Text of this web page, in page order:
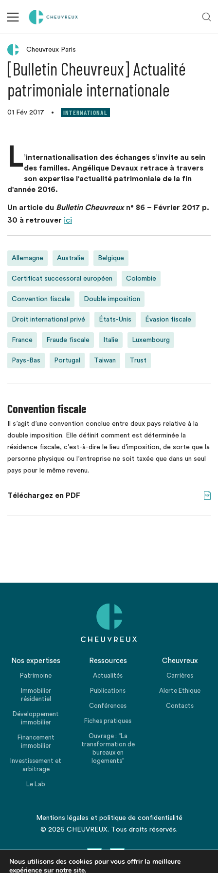
Retour aux actualités
Cheuvreux Paris
[Bulletin Cheuvreux] Actualité
patrimoniale internationale
01 Fév 2017 • INTERNATIONAL
L’internationalisation des échanges s’invite au sein
des familles. Angélique Devaux retrace à travers
son expertise l'actualité patrimoniale de la fin
d'année 2016.
Un article du Bulletin Cheuvreuxn° 86 – Février 2017 p.
30 à retrouver ici
Allemagne Australie Belgique
Certificat successoral européen Colombie
Convention fiscale Double imposition
Droit international privé États-Unis Évasion fiscale
France Fraude fiscale Italie Luxembourg
Pays-Bas Portugal Taiwan Trust
Convention fiscale
Il s’agit d’une convention conclue entre deux pays relative à la
double imposition. Elle définit comment est déterminée la
résidence fiscale, c’est-à-dire le lieu d’imposition, de sorte que la
personne physique ou l’entreprise ne soit taxée que dans un seul
pays pour le même revenu.
Téléchargez en PDF
Nos expertises
Patrimoine
Immobilier
résidentiel
Développement
immobilier
Financement
immobilier
Investissement et
arbitrage
Le Lab
Ressources
Actualités
Publications
Conférences
Fiches pratiques
Ouvrage : “La
transformation de
bureaux en
logements”
Cheuvreux
Carrières
Alerte Ethique
Contacts
Mentions légales et politique de confidentialité
© 2026 CHEUVREUX. Tous droits réservés.
Nous utilisons des cookies pour vous offrir la meilleure
expérience sur notre site.